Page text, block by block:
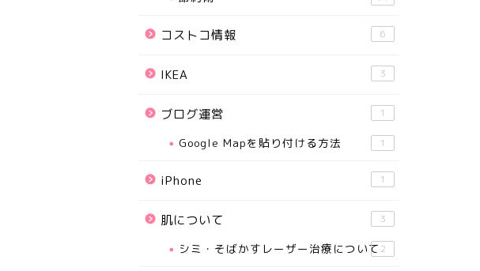
コストコ情報 6
IKEA 3
ブログ運営 1
Google Mapを貼り付ける方法 1
iPhone 1
肌について 3
シミ・そばかすレーザー治療について 2